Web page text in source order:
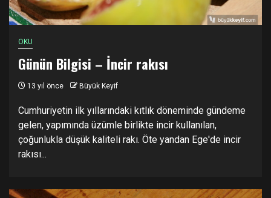
OKU
Günün Bilgisi – İncir rakısı
13 yıl önce Büyük Keyif
Cumhuriyetin ilk yıllarındaki kıtlık döneminde gündeme
gelen, yapımında üzümle birlikte incir kullanılan,
çoğunlukla düşük kaliteli rakı. Öte yandan Ege'de incir
rakısı...